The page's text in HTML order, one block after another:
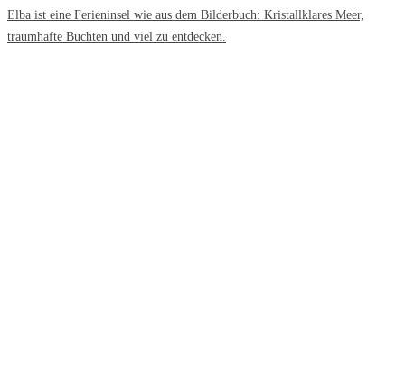
Elba ist eine Ferieninsel wie aus dem Bilderbuch: Kristallklares Meer,
traumhafte Buchten und viel zu entdecken.